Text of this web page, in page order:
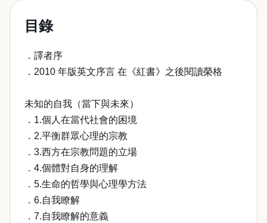
目錄
．譯者序
．2010 年版英文序言 在《紅書》之後閱讀榮格
未知的自我（當下與未來）
．1.個人在當代社會的困境
．2.平衡群眾心理的宗教
．3.西方在宗教問題的立場
．4.個體對自身的理解
．5.生命的哲學與心理學方法
．6.自我瞭解
．7.自我瞭解的意義